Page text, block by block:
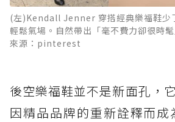
(左)Kendall Jenner 穿搭經典樂福鞋少
輕鬆氣場。自然帶出「毫不費力卻很時
來源：pinterest
後空樂福鞋並不是新面孔，
因精品品牌的重新詮釋而